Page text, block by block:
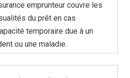
emprunteur couvre les
du prêt en cas
temporaire due à un
ou une maladie.